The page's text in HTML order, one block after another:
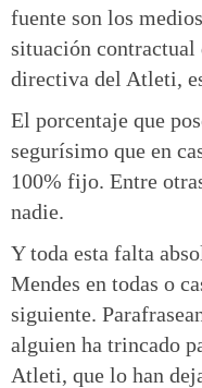
fuente son los
situación contractual
directiva del Atleti,
El porcentaje que
segurísimo que en
100% fijo. Entre
nadie.
Y toda esta falta
Mendes en todas o
siguiente.
alguien ha trincado
Atleti, que lo han